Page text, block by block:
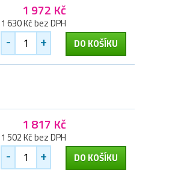
1 972 Kč
1 630 Kč bez DPH
- + DO KOŠÍKU
1 817 Kč
1 502 Kč bez DPH
- + DO KOŠÍKU